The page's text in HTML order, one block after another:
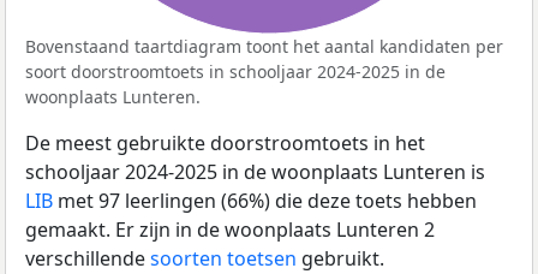
Bovenstaand taartdiagram toont het aantal kandidaten per
soort doorstroomtoets in schooljaar 2024-2025 in de
woonplaats Lunteren.
De meest gebruikte doorstroomtoets in het
schooljaar 2024-2025 in de woonplaats Lunteren is
LIB met 97 leerlingen (66%) die deze toets hebben
gemaakt. Er zijn in de woonplaats Lunteren 2
verschillendesoorten toetsen gebruikt.